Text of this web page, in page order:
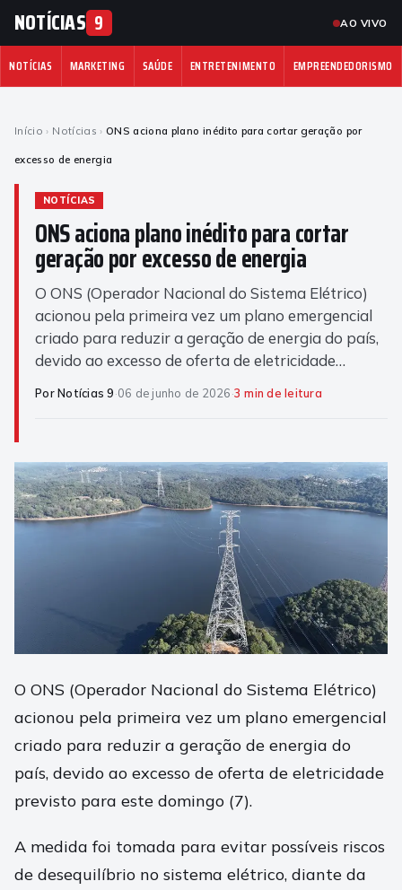
NOTÍCIAS 9 AO VIVO
NOTÍCIAS MARKETING SAÚDE ENTRETENIMENTO EMPREENDEDORISMO
Início › Notícias › ONS aciona plano inédito para cortar geração por
excesso de energia
NOTÍCIAS
ONS aciona plano inédito para cortar
geração por excesso de energia
O ONS (Operador Nacional do Sistema Elétrico)
acionou pela primeira vez um plano emergencial
criado para reduzir a geração de energia do país,
devido ao excesso de oferta de eletricidade…
Por Notícias 9·06 de junho de 2026·3 min de leitura
O ONS (Operador Nacional do Sistema Elétrico)
acionou pela primeira vez um plano emergencial
criado para reduzir a geração de energia do
país, devido ao excesso de oferta de eletricidade
previsto para este domingo (7).
A medida foi tomada para evitar possíveis riscos
de desequilíbrio no sistema elétrico, diante da